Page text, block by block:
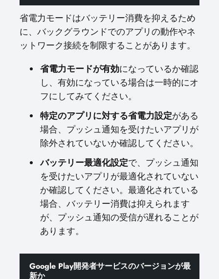
省電力モードはバッテリー消費を抑えるため
に、バックグラウンドでのアプリの動作やネ
ットワーク接続を制限することがあります。
省電力モードが有効になっているか確認
し、有効になっている場合は一時的にオ
フにしてみてください。
特定のアプリに対する省電力設定がある
場合、プッシュ通知を受けたいアプリが
除外されていないか確認してください。
バッテリー最適化設定で、プッシュ通知
を受けたいアプリが最適化されていない
か確認してください。最適化されている
場合、バッテリー消費は抑えられます
が、プッシュ通知の受信が遅れることが
あります。
Google Play開発者サービスのバージョンが最
新か